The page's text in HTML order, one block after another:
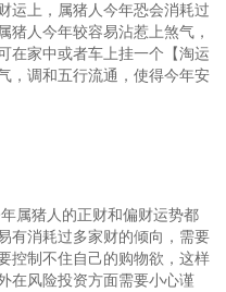
运上，属猪人今年恐会消耗过
猪人今年较容易沾惹上煞气，
在家中或者车上挂一个【淘运
，调和五行流通，使得今年安
属猪人的正财和偏财运势都
有消耗过多家财的倾向，需要
控制不住自己的购物欲，这样
在风险投资方面需要小心谨